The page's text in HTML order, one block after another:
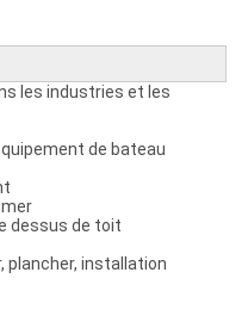
les industries et les
de bateau
dessus de toit
plancher, installation